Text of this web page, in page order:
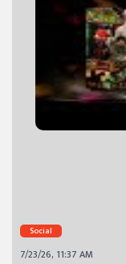
Social
7/23/26, 11:37 AM